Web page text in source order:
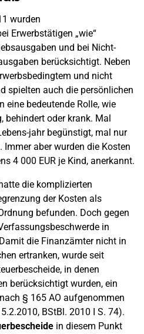
wurden
Erwerbstätigen „wie“
und bei Nicht-
berücksichtigt. Neben
und nicht
spielten auch die persönlichen
eine bedeutende Rolle, wie
behindert oder krank. Mal
jahr begünstigt, mal nur
aber wurden die Kosten
4 000 EUR je Kind, anerkannt.
die komplizierten
der Kosten als
befunden. Doch gegen
in
die Finanzämter nicht in
ertranken, wurde seit
in denen
berücksichtigt wurden, ein
§ 165 AO aufgenommen
BStBl. 2010 I S. 74).
in diesem Punkt